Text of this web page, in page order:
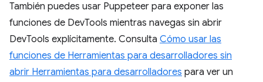
También puedes usar Puppeteer para exponer las
funciones de DevTools mientras navegas sin abrir
DevTools explícitamente. Consulta Cómo usar las
funciones de Herramientas para desarrolladores sin
abrir Herramientas para desarrolladores para ver un